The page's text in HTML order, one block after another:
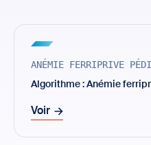
ANÉMIE FERRIPRIVE
Algorithme : Anémie
Voir